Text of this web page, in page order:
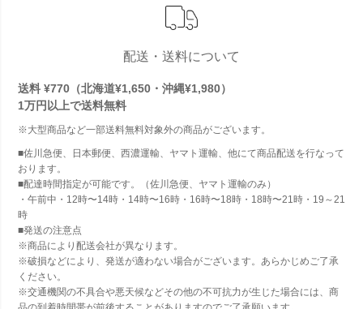
配送・送料について
送料 ¥770（北海道¥1,650・沖縄¥1,980）
1万円以上で送料無料
※大型商品など一部送料無料対象外の商品がございます。
■佐川急便、日本郵便、西濃運輸、ヤマト運輸、他にて商品配送を行なって
おります。
■配達時間指定が可能です。（佐川急便、ヤマト運輸のみ）
・午前中・12時〜14時・14時〜16時・16時〜18時・18時〜21時・19～21
時
■発送の注意点
※商品により配送会社が異なります。
※破損などにより、発送が適わない場合がございます。あらかじめご了承
ください。
※交通機関の不具合や悪天候などその他の不可抗力が生じた場合には、商